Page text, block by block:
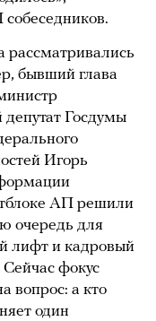
рассматривались
бывший глава
Госдумы
Игорь
АП решили
очередь для
лифт и кадровый
фокус
вопрос: а кто
один